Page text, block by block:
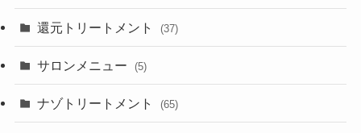
還元トリートメント (37)
サロンメニュー (5)
ナゾトリートメント (65)